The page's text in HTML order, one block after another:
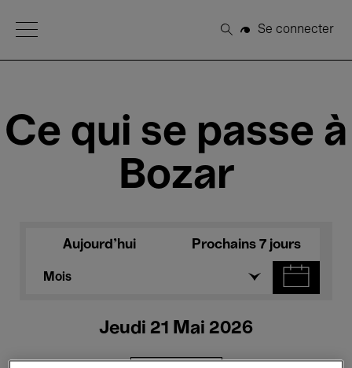
Open Menu
Rechercher
Se connecter
Ce qui se passe à
Bozar
Aujourd'hui Prochains 7 jours
Mois
Jeudi 21 Mai 2026